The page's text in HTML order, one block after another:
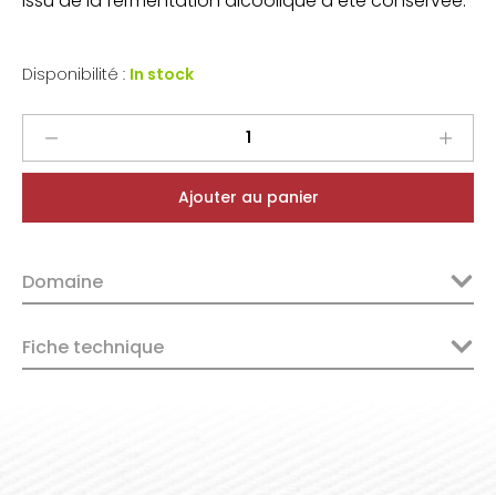
Disponibilité : In stock
Pinot
Nous
Libres
2019
Ajouter au panier
Domaine
Fiche technique